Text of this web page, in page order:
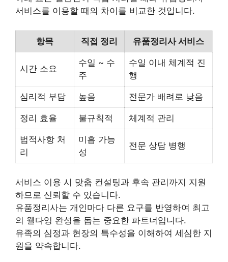
서비스를 이용할 때의 차이를 비교한 것입니다.
항목 직접 정리 유품정리사 서비스
시간 소요
수일 ~ 수
주
수일 이내 체계적 진
행
심리적 부담 높음 전문가 배려로 낮음
정리 효율 불규칙적 체계적 관리
법적사항 처
리
미흡 가능
성
전문 상담 병행
서비스 이용 시 맞춤 컨설팅과 후속 관리까지 지원
하므로 신뢰할 수 있습니다.
유품정리사는 개인마다 다른 요구를 반영하여 최고
의 웰다잉 완성을 돕는 중요한 파트너입니다.
유족의 심정과 현장의 특수성을 이해하여 세심한 지
원을 약속합니다.